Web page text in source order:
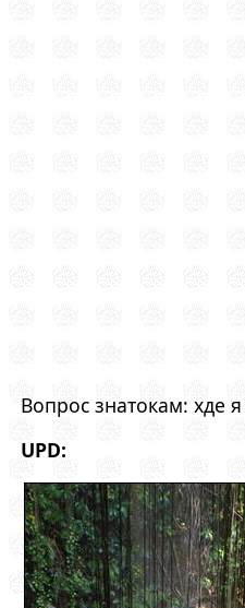
Вопрос знатокам: хде
UPD: